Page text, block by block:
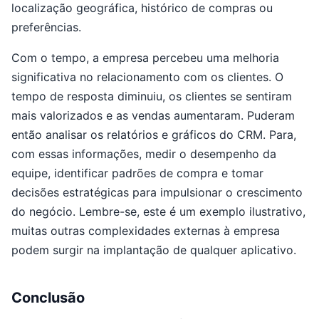
localização geográfica, histórico de compras ou
preferências.
Com o tempo, a empresa percebeu uma melhoria
significativa no relacionamento com os clientes. O
tempo de resposta diminuiu, os clientes se sentiram
mais valorizados e as vendas aumentaram. Puderam
então analisar os relatórios e gráficos do CRM. Para,
com essas informações, medir o desempenho da
equipe, identificar padrões de compra e tomar
decisões estratégicas para impulsionar o crescimento
do negócio. Lembre-se, este é um exemplo ilustrativo,
muitas outras complexidades externas à empresa
podem surgir na implantação de qualquer aplicativo.
Conclusão